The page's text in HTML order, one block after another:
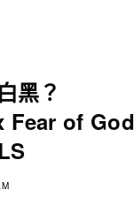
黑？
Fear of God